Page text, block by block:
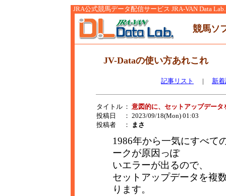
JRA公式競馬データ配信サービス JRA-VAN Data Lab.
競馬ソ
JV-Dataの使い方あれこれ
記事リスト | 新
タイトル ： 意図的に、セットアップデータ
投稿日
： 2023/09/18(Mon) 01:03
投稿者
： まさ
1986年から一気にすべて
ークが原因っぽ
いエラーが出るので、
セットアップデータを複
ります。